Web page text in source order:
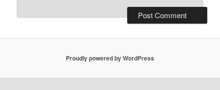
Proudly powered by WordPress